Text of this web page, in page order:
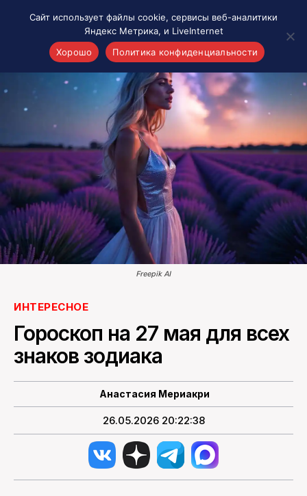
Акценты
Материалы о Рязани и области
Проекты 7 инфо
Здоровье
Интересное
Новости кино и ТВ
Новости России
Политика
Новости мира
Все материалы 7инфо
ПОИСК ПО САЙТУ
Freepik AI
ИНТЕРЕСНОЕ
Гороскоп на 27 мая для всех
знаков зодиака
Анастасия Мериакри
26.05.2026 20:22:38
Сайт использует файлы cookie, сервисы веб-аналитики
Яндекс Метрика, и LiveInternet
Хорошо
Политика конфиденциальности